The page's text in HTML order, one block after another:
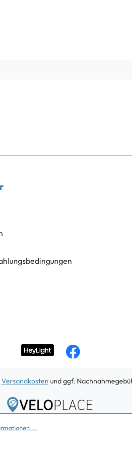
Versandkosten und ggf.
Copyright 2026
...